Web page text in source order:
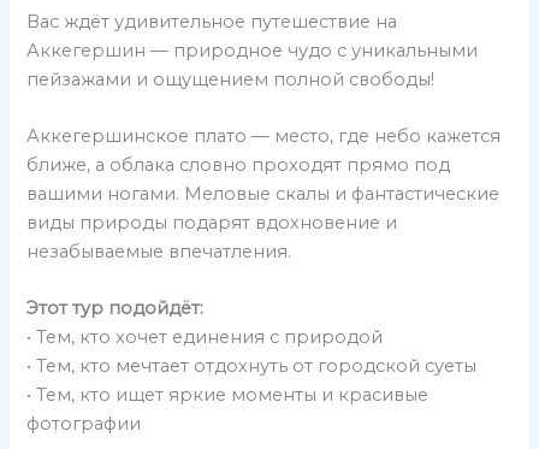
Вас ждёт удивительное путешествие на
Аккегершин — природное чудо с уникальными
пейзажами и ощущением полной свободы!
Аккегершинское плато — место, где небо кажется
ближе, а облака словно проходят прямо под
вашими ногами. Меловые скалы и фантастические
виды природы подарят вдохновение и
незабываемые впечатления.
Этот тур подойдёт:
• Тем, кто хочет единения с природой
• Тем, кто мечтает отдохнуть от городской суеты
• Тем, кто ищет яркие моменты и красивые
фотографии